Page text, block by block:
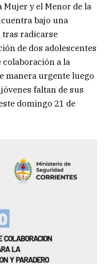
Mujer y el Menor de la
bajo una
radicarse
de dos adolescentes
colaboración a la
manera urgente luego
faltan de sus
domingo 21 de